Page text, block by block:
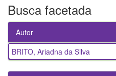
Busca facetada
Autor
BRITO, Ariadna da Silva